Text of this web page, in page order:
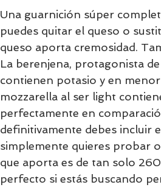
Una guarnición súper
puedes quitar el queso o
queso aporta cremosidad.
La berenjena, protagonista
contienen potasio y en
mozzarella al ser light
perfectamente en
definitivamente debes incluir
simplemente quieres probar
que aporta es de tan solo
perfecto si estás buscando